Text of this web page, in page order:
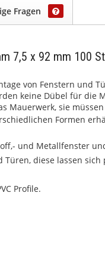
Fragen
7,5 x 92 mm 100
von Fenstern und
keine Dübel für die
Mauerwerk, sie
Formen
und Metallfenster
diese lassen
Profile.